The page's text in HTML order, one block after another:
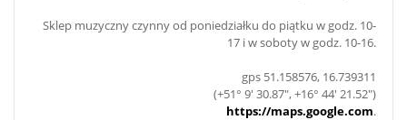
Sklep muzyczny czynny od poniedziałku do piątku w godz. 10-
17 i w soboty w godz. 10-16.
gps 51.158576, 16.739311
(+51° 9' 30.87", +16° 44' 21.52")
https://maps.google.com.